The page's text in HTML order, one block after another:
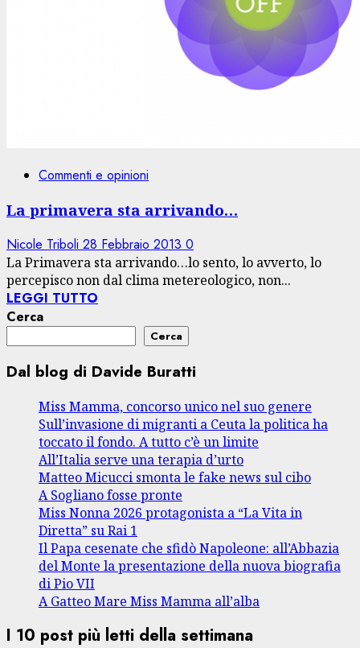
Commenti e opinioni
La primavera sta arrivando…
Nicole Triboli 28 Febbraio 2013 0
La Primavera sta arrivando…lo sento, lo avverto, lo
percepisco non dal clima metereologico, non...
LEGGI TUTTO
Cerca
Cerca
Dal blog di Davide Buratti
Miss Mamma, concorso unico nel suo genere
Sull’invasione di migranti a Ceuta la politica ha
toccato il fondo. A tutto c’è un limite
All’Italia serve una terapia d’urto
Matteo Micucci smonta le fake news sul cibo
A Sogliano fosse pronte
Miss Nonna 2026 protagonista a “La Vita in
Diretta” su Rai 1
Il Papa cesenate che sfidò Napoleone: all’Abbazia
del Monte la presentazione della nuova biografia
di Pio VII
A Gatteo Mare Miss Mamma all’alba
I 10 post più letti della settimana